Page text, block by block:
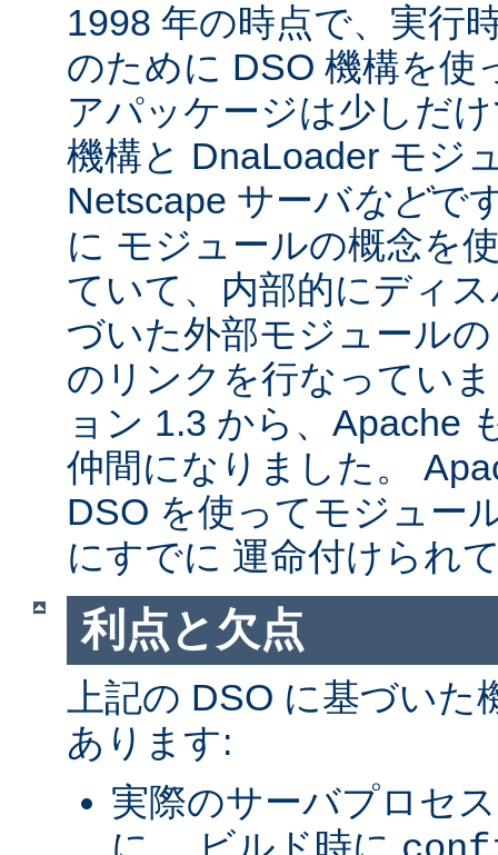
1998 年の時点で、実行
のために DSO 機構を使
アパッケージは少しだ
機構と DnaLoader モジ
Netscape サーバなどで
に モジュールの概念を
ていて、内部的にディ
づいた外部モジュール
のリンクを行なってい
ョン 1.3 から、Apache
仲間になりました。
DSO を使ってモジュー
にすでに 運命付けられ
利点と欠点
上記の DSO に基づい
あります:
実際のサーバプロセ
に、 ビルド時に